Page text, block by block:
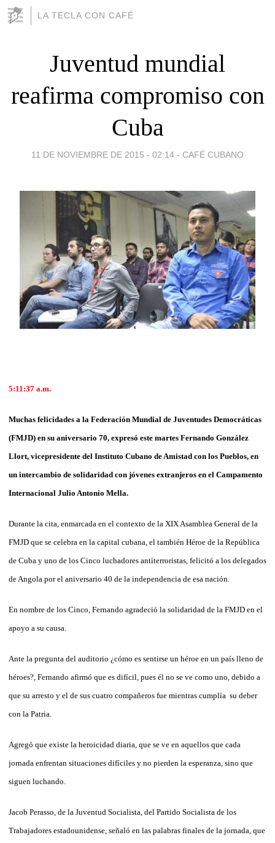
LA TECLA CON CAFÉ
Juventud mundial
reafirma compromiso con
Cuba
11 DE NOVIEMBRE DE 2015 - 02:14 - CAFÉ CUBANO
5:11:37 a.m.
Muchas felicidades a la Federación Mundial de Juventudes Democráticas
(FMJD) en su aniversario 70, expresó este martes Fernando González
Llort, vicepresidente del Ins­tituto Cubano de Amistad con los Pueblos, en
un intercambio de solidaridad con jóvenes extranjeros en el Campamento
Internacional Julio Antonio Mella.
Durante la cita, enmarcada en el contexto de la XIX Asamblea General de la
FMJD que se celebra en la capital cubana, el también Héroe de la República
de Cuba y uno de los Cinco luchadores antiterroristas, felicitó a los delegados
de Angola por el aniversario 40 de la independencia de esa nación.
En nombre de los Cinco, Fernando agradeció la solidaridad de la FMJD en el
apoyo a su causa.
Ante la pregunta del auditorio ¿cómo es sentirse un héroe en un país lleno de
héroes?, Fernando afirmó que es difícil, pues él no se ve como uno, debido a
que su arresto y el de sus cuatro compañeros fue mientras cumplía su deber
con la Patria.
Agregó que existe la heroicidad diaria, que se ve en aquellos que cada
jornada enfrentan situaciones difíciles y no pierden la esperanza, sino que
siguen luchando.
Jacob Perasso, de la Juventud Socialista, del Partido Socialista de los
Trabajadores estadounidense, señaló en las palabras finales de la jornada, que